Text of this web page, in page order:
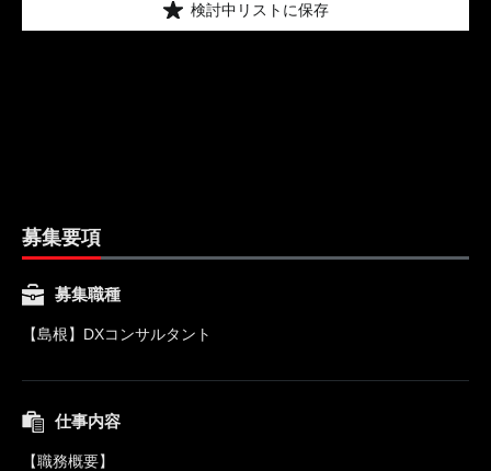
検討中リストに保存
募集要項
募集職種
【島根】DXコンサルタント
仕事内容
【職務概要】